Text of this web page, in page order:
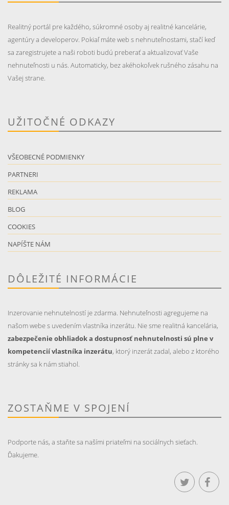
Realitný portál pre každého, súkromné osoby aj realitné kancelárie,
agentúry a developerov. Pokiaľ máte web s nehnuteľnostami, stačí keď
sa zaregistrujete a naši roboti budú preberať a aktualizovať Vaše
nehnuteľnosti u nás. Automaticky, bez akéhokoľvek rušného zásahu na
Vašej strane.
UŽITOČNÉ ODKAZY
VŠEOBECNÉ PODMIENKY
PARTNERI
REKLAMA
BLOG
COOKIES
NAPÍŠTE NÁM
DÔLEŽITÉ INFORMÁCIE
Inzerovanie nehnutelností je zdarma. Nehnuteľnosti agregujeme na
našom webe s uvedením vlastníka inzerátu. Nie sme realitná kancelária,
zabezpečenie obhliadok a dostupnosť nehnutelnosti sú plne v
kompetencií vlastníka inzerátu, ktorý inzerát zadal, alebo z ktorého
stránky sa k nám stiahol.
ZOSTAŇME V SPOJENÍ
Podporte nás, a staňte sa našími priateľmi na sociálnych sieťach.
Ďakujeme.